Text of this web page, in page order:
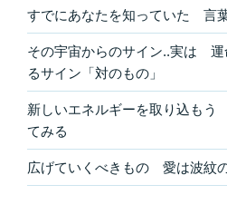
すでにあなたを知っていた 言
その宇宙からのサイン..実は 運
るサイン「対のもの」
新しいエネルギーを取り込も
てみる
広げていくべきもの 愛は波紋